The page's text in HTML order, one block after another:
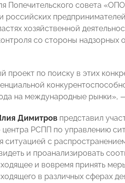
Попечительского совета
российских
хозяйственной
со стороны
проект по поиску в этих
на международные рынки»,
Димитров представил
центра РСПП по управлению
ситуацией с
и проанализировать
и вовремя принять
в различных сферах